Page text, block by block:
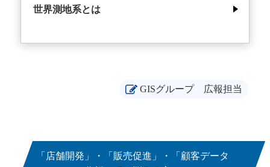
世界測地系とは
GISグループ 広報担当
「店舗開発」・「販売促進」・「顧客データ